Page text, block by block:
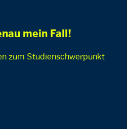
mein Fall!
zum Studienschwerpunkt